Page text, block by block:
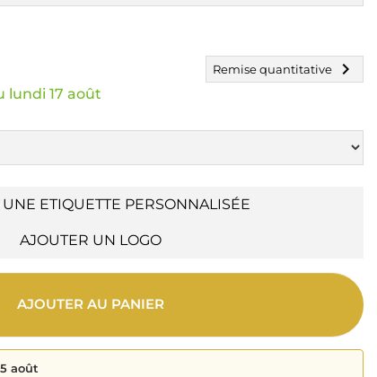
lundi 17 août
Remise quantitative chevron_right
ETIQUETTE PERSONNALISÉE
AJOUTER UN LOGO
AJOUTER AU PANIER
août